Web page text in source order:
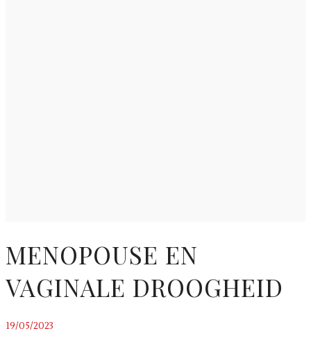
MENOPOUSE EN
VAGINALE DROOGHEID
19/05/2023